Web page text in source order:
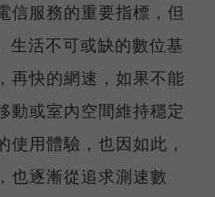
信服務的重要指標，但
生活不可或缺的數位基
再快的網速，如果不能
動或室內空間維持穩定
用體驗，也因如此，
也逐漸從追求測速數